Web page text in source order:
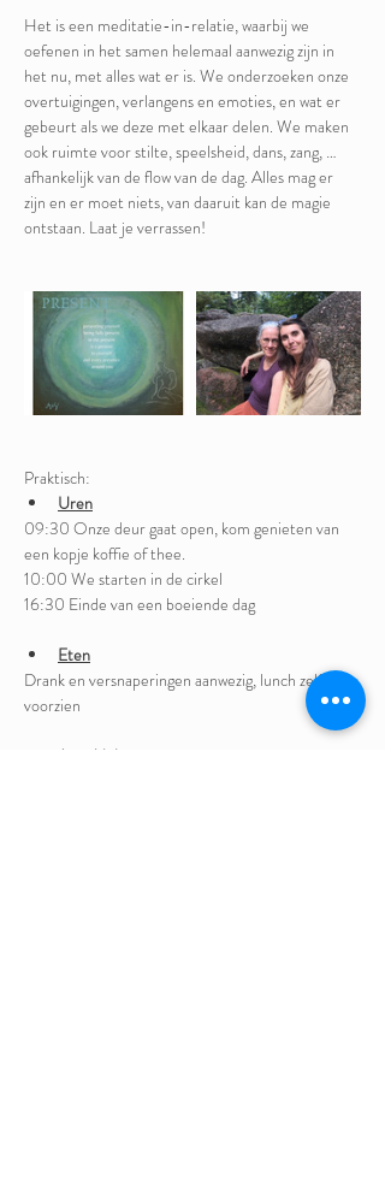
Het is een meditatie-in-relatie, waarbij we
oefenen in het samen helemaal aanwezig zijn in
het nu, met alles wat er is. We onderzoeken onze
overtuigingen, verlangens en emoties, en wat er
gebeurt als we deze met elkaar delen. We maken
ook ruimte voor stilte, speelsheid, dans, zang, …
afhankelijk van de flow van de dag. Alles mag er
zijn en er moet niets, van daaruit kan de magie
ontstaan. Laat je verrassen!
Praktisch:
Uren
09:30 Onze deur gaat open, kom genieten van
een kopje koffie of thee.
10:00 We starten in de cirkel
16:30 Einde van een boeiende dag
Eten
Drank en versnaperingen aanwezig, lunch zelf te
voorzien
Jouw bijdrage